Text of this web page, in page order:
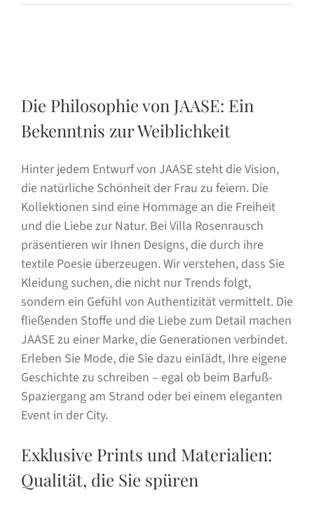
Preis
Preis
Die Philosophie von JAASE: Ein
Bekenntnis zur Weiblichkeit
Hinter jedem Entwurf von JAASE steht die Vision,
die natürliche Schönheit der Frau zu feiern. Die
Kollektionen sind eine Hommage an die Freiheit
und die Liebe zur Natur. Bei Villa Rosenrausch
präsentieren wir Ihnen Designs, die durch ihre
textile Poesie überzeugen. Wir verstehen, dass Sie
Kleidung suchen, die nicht nur Trends folgt,
sondern ein Gefühl von Authentizität vermittelt. Die
fließenden Stoffe und die Liebe zum Detail machen
JAASE zu einer Marke, die Generationen verbindet.
Erleben Sie Mode, die Sie dazu einlädt, Ihre eigene
Geschichte zu schreiben – egal ob beim Barfuß-
Spaziergang am Strand oder bei einem eleganten
Event in der City.
Exklusive Prints und Materialien:
Qualität, die Sie spüren